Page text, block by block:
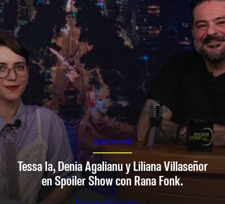
SPOILER SHOW
Tessa Ia, Denia Agalianu y Liliana Villaseñor
en Spoiler Show con Rana Fonk.